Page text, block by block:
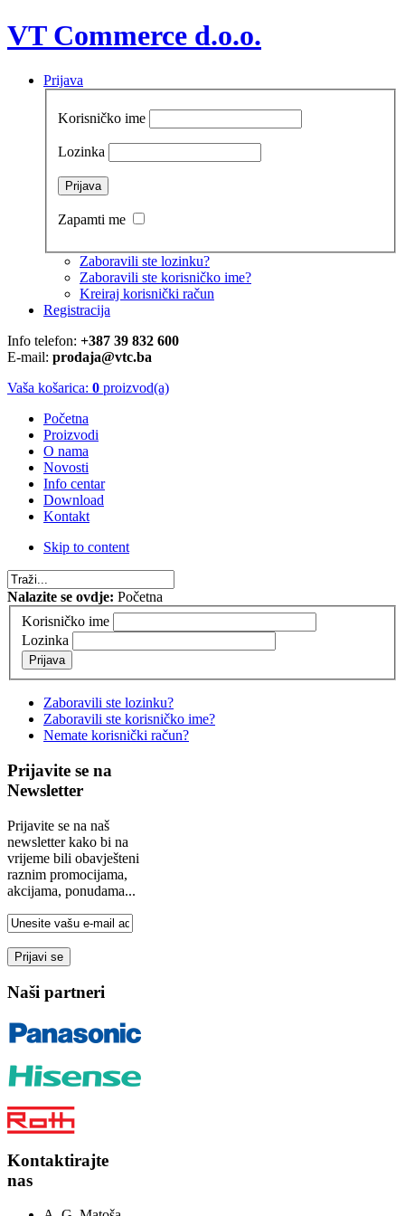
VT Commerce d.o.o.
Prijava
Korisničko ime
Lozinka
Zapamti me
Zaboravili ste lozinku?
Zaboravili ste korisničko ime?
Kreiraj korisnički račun
Registracija
Info telefon: +387 39 832 600
E-mail: prodaja@vtc.ba
Vaša košarica: 0 proizvod(a)
Početna
Proizvodi
O nama
Novosti
Info centar
Download
Kontakt
Skip to content
Nalazite se ovdje: Početna
Korisničko ime
Lozinka
Prijava
Zaboravili ste lozinku?
Zaboravili ste korisničko ime?
Nemate korisnički račun?
Prijavite se na
Newsletter
Prijavite se na naš
newsletter kako bi na
vrijeme bili obavješteni
raznim promocijama,
akcijama, ponudama...
Naši partneri
Kontaktirajte
nas